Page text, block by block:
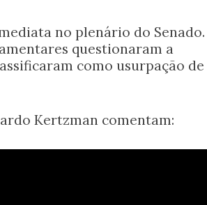
no plenário do Senado.
questionaram a
como usurpação de
Kertzman comentam: